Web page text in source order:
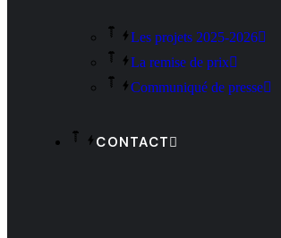
Les projets 2025-2026
La remise de prix
Communiqué de presse
CONTACT